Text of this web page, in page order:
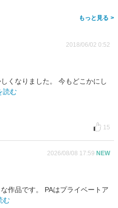
>
2018/06/02 0:52
くなりました。 今もどこかにし
読む
15
2026/08/08 17:59 NEW
作品です。 PAはプライベートア
む